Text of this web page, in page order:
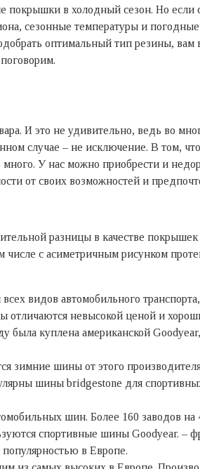
покрышки в холодный сезон. Но
сезонные температуры и погодные
оптимальный тип резины,
И это не удивительно, ведь во
случае – не исключение. В том,
У нас можно приобрести и
от своих возможностей и
разницы в качестве
с асиметричным рисунком
видов автомобильного
отличаются невысокой ценой и
была куплена американской
зимние шины от этого
шины bridgestone для
шин. Более 160 заводов
спортивные шины Goodyear.
в Европе.